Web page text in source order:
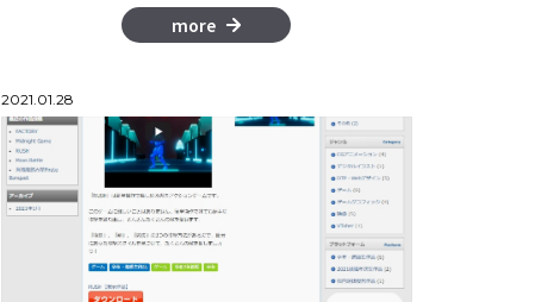
more
2021.01.28